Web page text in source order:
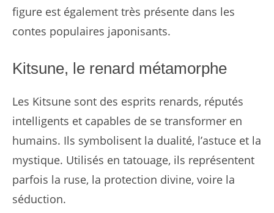
figure est également très présente dans les
contes populaires japonisants.
Kitsune, le renard métamorphe
Les Kitsune sont des esprits renards, réputés
intelligents et capables de se transformer en
humains. Ils symbolisent la dualité, l’astuce et la
mystique. Utilisés en tatouage, ils représentent
parfois la ruse, la protection divine, voire la
séduction.